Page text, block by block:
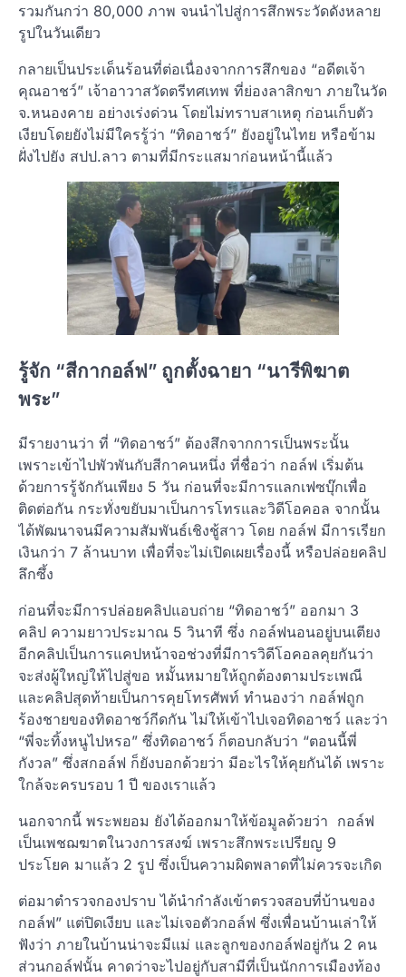
รวมกันกว่า 80,000 ภาพ จนนำไปสู่การสึกพระวัดดังหลาย
รูปในวันเดียว
กลายเป็นประเด็นร้อนที่ต่อเนื่องจากการสึกของ “อดีตเจ้า
คุณอาชว์” เจ้าอาวาสวัดตรีทศเทพ ที่ย่องลาสิกขา ภายในวัด
จ.หนองคาย อย่างเร่งด่วน โดยไม่ทราบสาเหตุ ก่อนเก็บตัว
เงียบโดยยังไม่มีใครรู้ว่า “ทิดอาชว์” ยังอยู่ในไทย หรือข้าม
ฝั่งไปยัง สปป.ลาว ตามที่มีกระแสมาก่อนหน้านี้แล้ว
รู้จัก “สีกากอล์ฟ” ถูกตั้งฉายา “นารีพิฆาต
พระ”
มีรายงานว่า ที่ “ทิดอาชว์” ต้องสึกจากการเป็นพระนั้น
เพราะเข้าไปพัวพันกับสีกาคนหนึ่ง ที่ชื่อว่า กอล์ฟ เริ่มต้น
ด้วยการรู้จักกันเพียง 5 วัน ก่อนที่จะมีการแลกเฟซบุ๊กเพื่อ
ติดต่อกัน กระทั่งขยับมาเป็นการโทรและวิดีโอคอล จากนั้น
ได้พัฒนาจนมีความสัมพันธ์เชิงชู้สาว โดย กอล์ฟ มีการเรียก
เงินกว่า 7 ล้านบาท เพื่อที่จะไม่เปิดเผยเรื่องนี้ หรือปล่อยคลิป
ลึกซึ้ง
ก่อนที่จะมีการปล่อยคลิปแอบถ่าย “ทิดอาชว์” ออกมา 3
คลิป ความยาวประมาณ 5 วินาที ซึ่ง กอล์ฟนอนอยู่บนเตียง
อีกคลิปเป็นการแคปหน้าจอช่วงที่มีการวิดีโอคอลคุยกันว่า
จะส่งผู้ใหญ่ให้ไปสู่ขอ หมั้นหมายให้ถูกต้องตามประเพณี
และคลิปสุดท้ายเป็นการคุยโทรศัพท์ ทำนองว่า กอล์ฟถูก
ร้องชายของทิดอาชว์กีดกัน ไม่ให้เข้าไปเจอทิดอาชว์ และว่า
“พี่จะทิ้งหนูไปหรอ” ซึ่งทิดอาชว์ ก็ตอบกลับว่า “ตอนนี้พี่
กังวล” ซึ่งสกอล์ฟ ก็ยังบอกด้วยว่า มีอะไรให้คุยกันได้ เพราะ
ใกล้จะครบรอบ 1 ปี ของเราแล้ว
นอกจากนี้ พระพยอม ยังได้ออกมาให้ข้อมูลด้วยว่า กอล์ฟ
เป็นเพชฌฆาตในวงการสงฆ์ เพราะสึกพระเปรียญ 9
ประโยค มาแล้ว 2 รูป ซึ่งเป็นความผิดพลาดที่ไม่ควรจะเกิด
ต่อมาตำรวจกองปราบ ได้นำกำลังเข้าตรวจสอบที่บ้านของ
กอล์ฟ” แต่ปิดเงียบ และไม่เจอตัวกอล์ฟ ซึ่งเพื่อนบ้านเล่าให้
ฟังว่า ภายในบ้านน่าจะมีแม่ และลูกของกอล์ฟอยู่กัน 2 คน
ส่วนกอล์ฟนั้น คาดว่าจะไปอยู่กับสามีที่เป็นนักการเมืองท้อง